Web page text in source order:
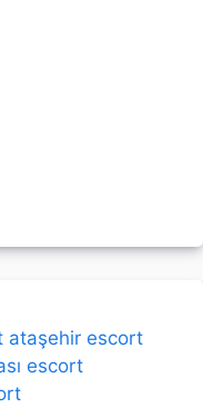
ataşehir escort
escort